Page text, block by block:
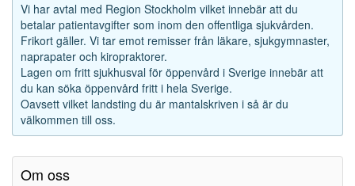
Vi har avtal med Region Stockholm vilket innebär att du
betalar patientavgifter som inom den offentliga sjukvården.
Frikort gäller. Vi tar emot remisser från läkare, sjukgymnaster,
naprapater och kiropraktorer.
Lagen om fritt sjukhusval för öppenvård i Sverige innebär att
du kan söka öppenvård fritt i hela Sverige.
Oavsett vilket landsting du är mantalskriven i så är du
välkommen till oss.
Om oss